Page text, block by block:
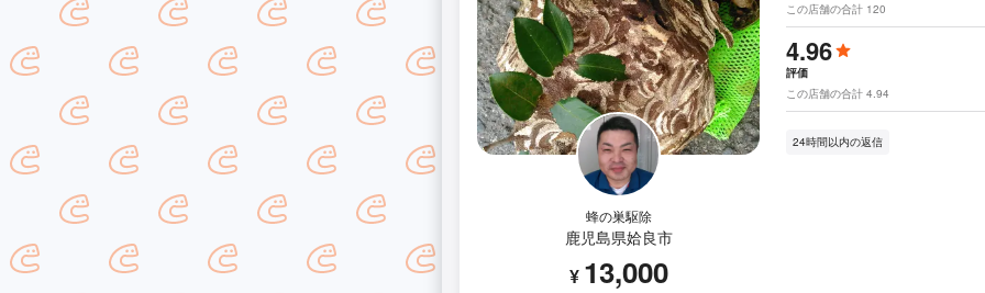
蜂の巣駆除
鹿児島県姶良市
¥ 13,000
この店舗の合計 120
4.96
評価
この店舗の合計 4.94
24時間以内の返信